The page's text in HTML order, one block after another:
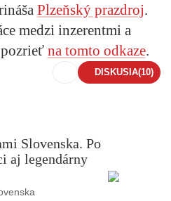
Plzeňský prazdroj.
medzi inzerentmi a
na tomto odkaze.
DISKUSIA(10)
Slovenska. Po
aj legendárny